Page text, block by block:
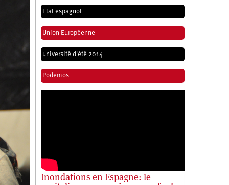
Etat espagnol
Union Européenne
université d'été 2014
Podemos
Inondations en Espagne: le